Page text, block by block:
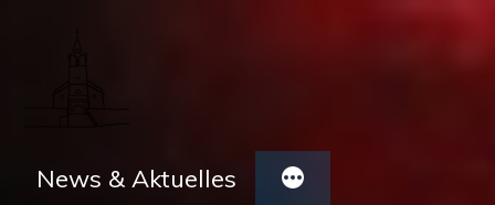
News & Aktuelles